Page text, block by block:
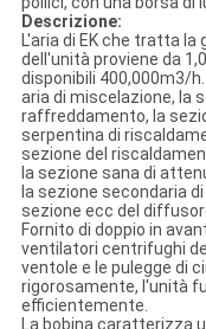
Descrizione:
L'aria di EK che tratta la
dell'unità proviene da
disponibili 400,000m3/
aria di miscelazione, la
raffreddamento, la
serpentina di
sezione del
la sezione sana di
la sezione secondaria
sezione ecc del
Fornito di doppio in
ventilatori centrifughi
ventole e le pulegge di
rigorosamente, l'unità
efficientemente.
La bobina caratterizza